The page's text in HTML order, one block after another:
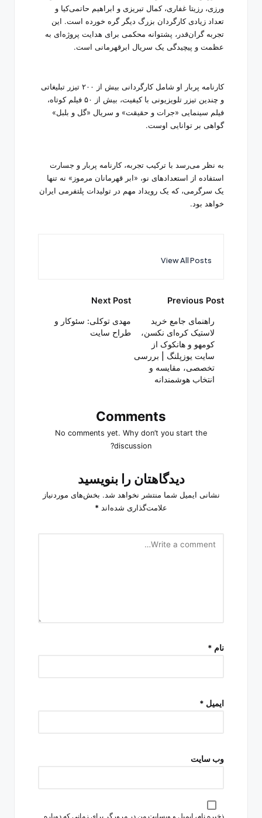
ورزی، رزیتا غفاری، کمال تبریزی و ابراهیم حاتمی‌کیا و
تعداد زیادی کارگردان بزرگ دیگر گره خورده است. این
تجربه گران‌قدر، پشتوانه محکمی برای هدایت پروژه‌ای به
عظمت و پیچیدگی یک سریال ابرقهرمانی است.
کارنامه پربار او شامل کارگردانی بیش از ۲۰۰ تیزر تبلیغاتی
و چندین تیزر تلویزیونی با کیفیت، بیش از ۵۰ فیلم کوتاه،
فیلم سینمایی «جرات و حقیقت» و سریال «گل و بلبل»
گواهی بر توانایی اوست.
به نظر می‌رسد با ترکیب تجربه، کارنامه پربار و جسارت
استفاده از استعدادهای نو، «ابر قهرمانان مرموز» نه تنها
یک سرگرمی، که یک رویداد مهم در تولیدات پلتفرمی ایران
خواهد بود.
View All Posts
Post
navigation
Previous Post
راهنمای جامع خرید
لاستیک کره‌ای نکسن،
کومهو و هانکوک از
سایت یوزپلنگ | بررسی
تخصصی، مقایسه و
انتخاب هوشمندانه
Next Post
مهدی توکلی: سئوکار و
طراح سایت
Comments
No comments yet. Why don’t you start the
discussion?
دیدگاهتان را بنویسید
نشانی ایمیل شما منتشر نخواهد شد. بخش‌های موردنیاز
علامت‌گذاری شده‌اند *
نام *
ایمیل *
وب‌ سایت
ذخیره نام، ایمیل و وبسایت من در مرورگر برای زمانی که دوباره